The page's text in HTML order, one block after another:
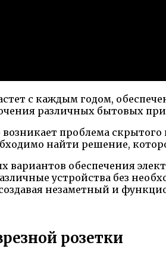
с каждым годом,
различных бытовых
проблема
найти решение,
обеспечения
устройства без
незаметный и
розетки